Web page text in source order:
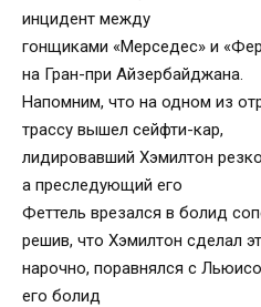
инцидент между
гонщиками «Мерседес» и
на Гран-при Айзербайджана.
Напомним, что на одном из
трассу вышел сейфти-кар,
лидировавший Хэмилтон
а преследующий его
Феттель врезался в болид
решив, что Хэмилтон сделал
нарочно, поравнялся с
его болид